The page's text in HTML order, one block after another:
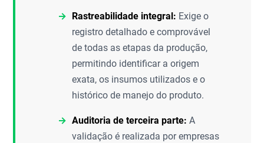
Rastreabilidade integral: Exige o
registro detalhado e comprovável
de todas as etapas da produção,
permitindo identificar a origem
exata, os insumos utilizados e o
histórico de manejo do produto.
Auditoria de terceira parte: A
validação é realizada por empresas